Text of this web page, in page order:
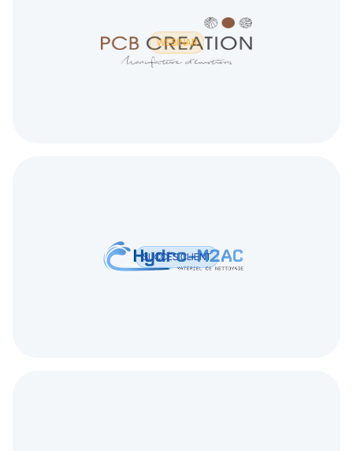
WEBINAR
SUCCÈS CLIENT